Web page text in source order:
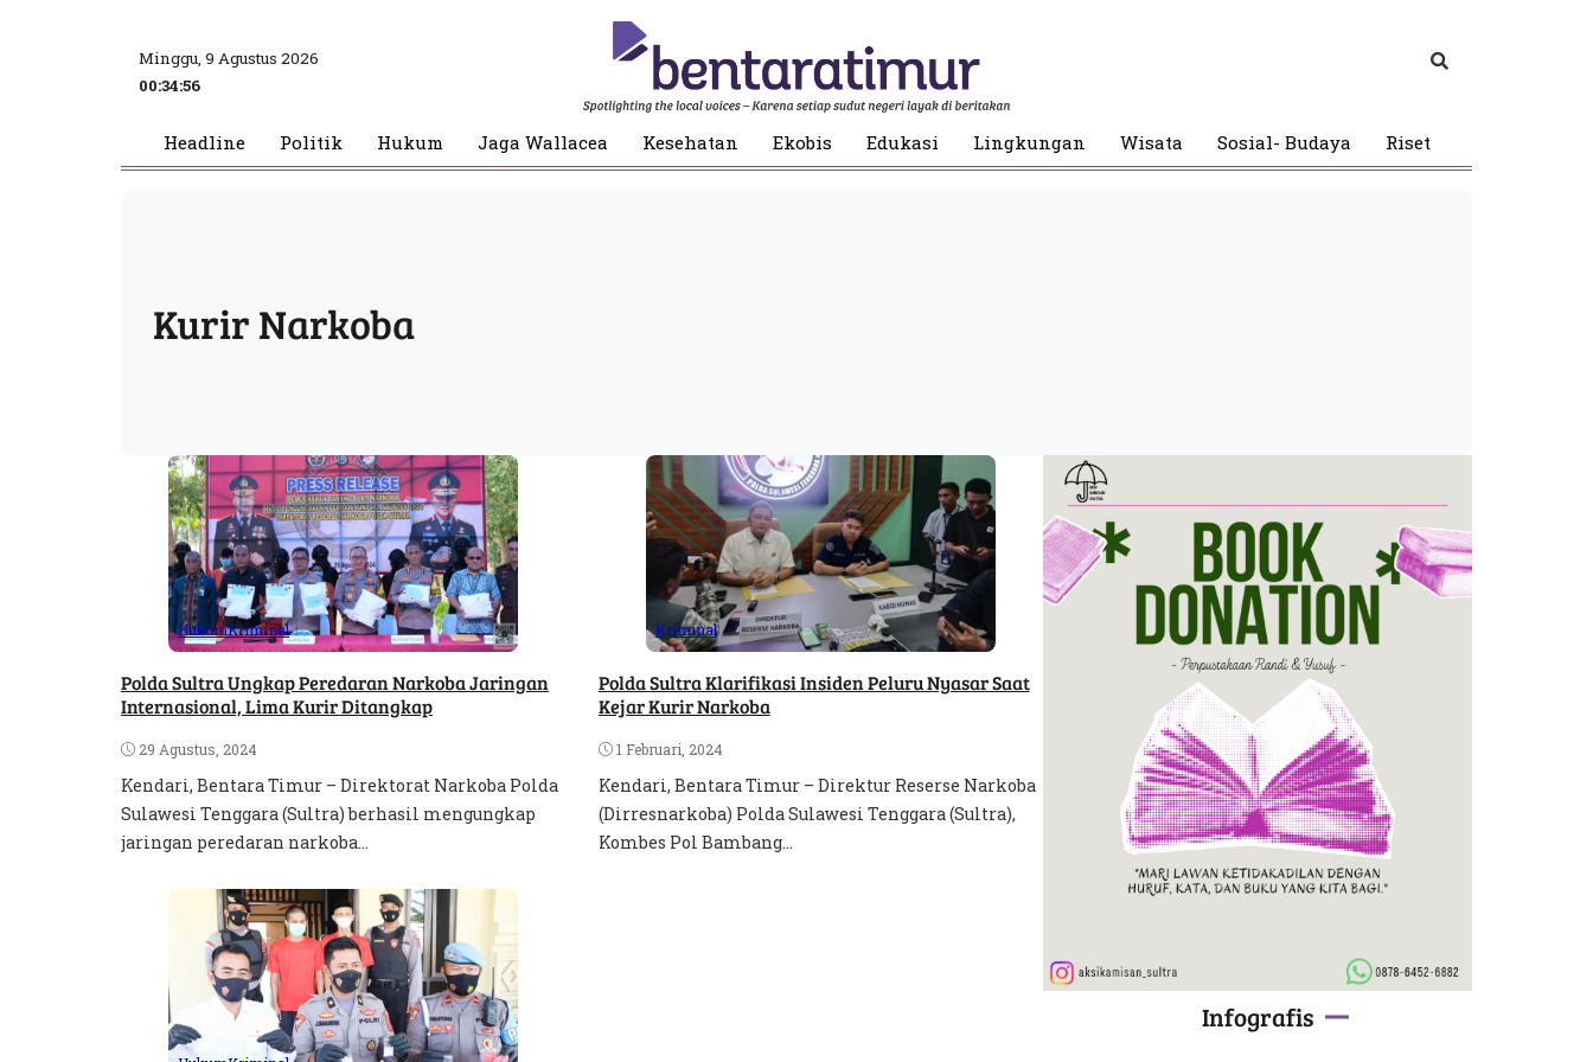
Minggu, 9 Agustus 2026
00:34:57
Headline Politik Hukum Jaga Wallacea Kesehatan Ekobis Edukasi Lingkungan Wisata Sosial- Budaya Riset
Kurir Narkoba
HukumKriminal
Polda Sultra Ungkap Peredaran Narkoba Jaringan
Internasional, Lima Kurir Ditangkap
29 Agustus, 2024
Kendari, Bentara Timur – Direktorat Narkoba Polda
Sulawesi Tenggara (Sultra) berhasil mengungkap
jaringan peredaran narkoba...
Kriminal
Polda Sultra Klarifikasi Insiden Peluru Nyasar Saat
Kejar Kurir Narkoba
1 Februari, 2024
Kendari, Bentara Timur – Direktur Reserse Narkoba
(Dirresnarkoba) Polda Sulawesi Tenggara (Sultra),
Kombes Pol Bambang...
Infografis